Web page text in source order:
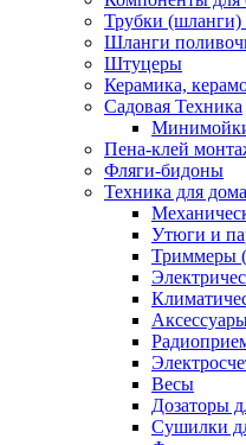
Трубки (шланги)
Шланги
Штуцеры
Керамика,
Садовая Техника
Пена-клей
Фляги-бидоны
Техника для дома
Утюги и
Триммеры
Весы
Дозаторы
Сушилки